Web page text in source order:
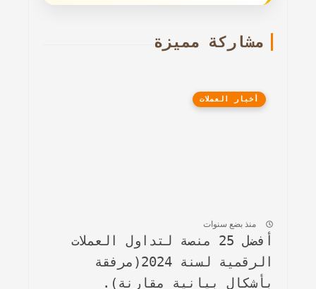
مشاركة مميزة
أخبار العملات
منذ بضع سنوات
أفضل 25 منصة لتداول العملات
الرقمية لسنة 2024(مرفقة
بأشكال بيانية مقارنة).